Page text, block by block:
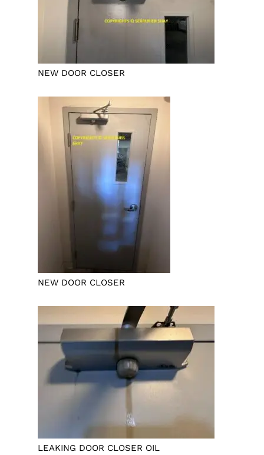
NEW DOOR CLOSER
NEW DOOR CLOSER
LEAKING DOOR CLOSER OIL